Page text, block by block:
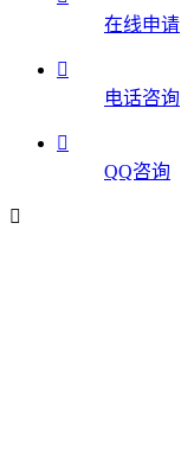
在线申请

电话咨询

QQ咨询
